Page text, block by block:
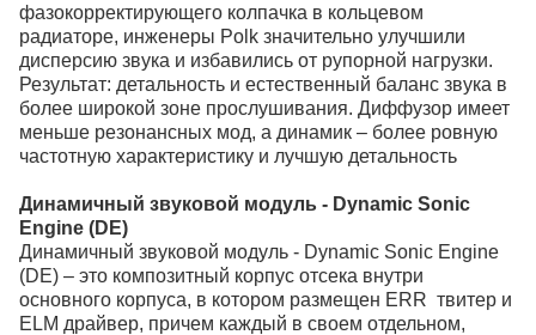
фазокорректирующего колпачка в кольцевом
радиаторе, инженеры Polk значительно улучшили
дисперсию звука и избавились от рупорной нагрузки.
Результат: детальность и естественный баланс звука в
более широкой зоне прослушивания. Диффузор имеет
меньше резонансных мод, а динамик – более ровную
частотную характеристику и лучшую детальность
Динамичный звуковой модуль - Dynamic Sonic
Engine (DE)
Динамичный звуковой модуль - Dynamic Sonic Engine
(DE) – это композитный корпус отсека внутри
основного корпуса, в котором размещен ERR твитер и
ELM драйвер, причем каждый в своем отдельном,